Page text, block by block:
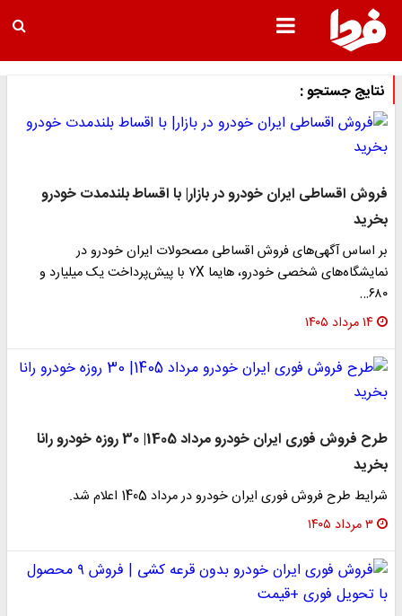
نتایج جستجو :
فروش اقساطی ایران خودرو در بازار| با اقساط بلندمدت خودرو
بخرید
بر اساس آگهی‌های فروش اقساطی مصحولات ایران خودرو در
نمایشگاه‌های شخصی خودرو، هایما ۷X با پیش‌پرداخت یک میلیارد و
۶۸۰…
۱۴ مرداد ۱۴۰۵
طرح فروش فوری ایران خودرو مرداد 1405| 30 روزه خودرو رانا
بخرید
شرایط طرح فروش فوری ایران خودرو در مرداد 1405 اعلام شد.
۳ مرداد ۱۴۰۵